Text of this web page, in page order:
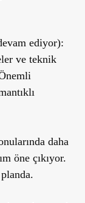
ediyor):
ve teknik
daha
öne çıkıyor.